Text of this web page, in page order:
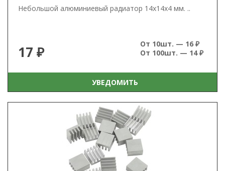
Небольшой алюминиевый радиатор 14х14х4 мм. ..
17 ₽
От 10шт. — 16 ₽
От 100шт. — 14 ₽
УВЕДОМИТЬ